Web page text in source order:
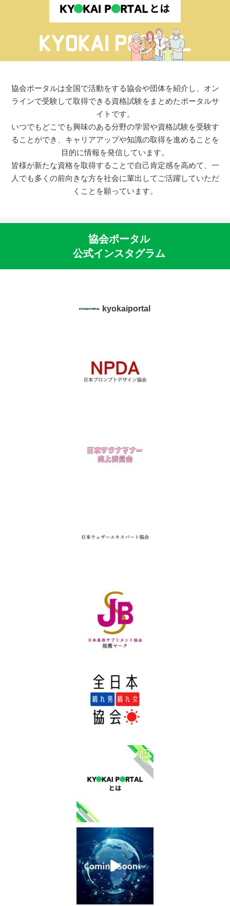
協会ポータルは全国で活動をする協会や団体を紹介し、オン
ラインで受験して取得できる資格試験をまとめたポータルサ
イトです。
いつでもどこでも興味のある分野の学習や資格試験を受験す
ることができ、キャリアアップや知識の取得を進めることを
目的に情報を発信しています。
皆様が新たな資格を取得することで自己肯定感を高めて、一
人でも多くの前向きな方を社会に輩出してご活躍していただ
くことを願っています。
協会ポータル
公式インスタグラム
kyokaiportal